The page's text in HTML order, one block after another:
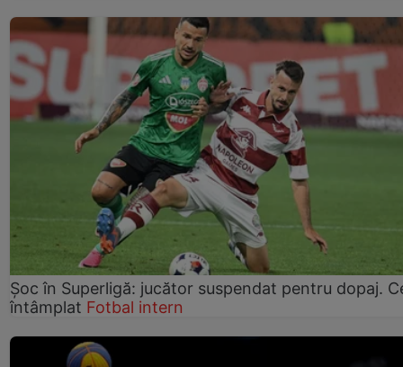
Șoc în Superligă: jucător suspendat pentru dopaj.
întâmplat Fotbal intern